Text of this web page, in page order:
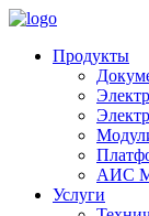
Продукты
АИС
Услуги